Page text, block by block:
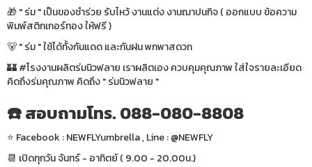
🎁 " ร่ม " เป็นของชำร่วย รับไหว้ งานแต่ง งานฌาปนกิจ ( ออกแบบ ข้อความ
พิมพ์สติกเกอร์ทอง ให้ฟรี )
🐻 " ร่ม " ใช้ได้ทั้งกันแดด และกันฝน พกพาสดวก
🏰 #โรงงานผลิตร่มนิวฟลาย เราผลิตเอง ควบคุมคุณภาพ ใส่ใจรายละเอียด
คิดถึงร่มคุณภาพ คิดถึง " ร่มนิวฟลาย "
☎️ สอบถามโทร. 088-080-8808
⭐️ Facebook : NEWFLYumbrella , Line : @NEWFLY
📆 เปิดทุกวัน จันทร์ - อาทิตย์ ( 9.00 - 20.00น.)